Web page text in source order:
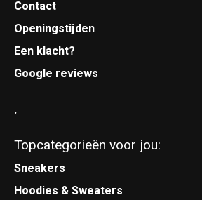
Contact
Openingstijden
Een klacht?
Google reviews
.
Topcategorieën voor jou:
Sneakers
Hoodies & Sweaters